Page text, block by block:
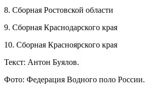
8. Сборная Ростовской области
9. Сборная Краснодарского края
10. Сборная Красноярского края
Текст: Антон Буялов.
Фото: Федерация Водного поло России.